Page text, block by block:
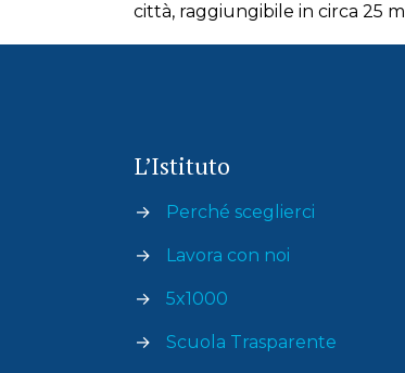
città, raggiungibile in circa 25
L’Istituto
→ Perché sceglierci
→ Lavora con noi
→ 5x1000
→ Scuola Trasparente